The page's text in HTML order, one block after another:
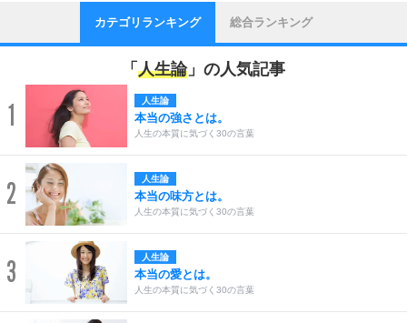
カテゴリランキング 総合ランキング
「 人生論」の人気記事
1 人生論
本当の強さとは。
人生の本質に気づく30の言葉
2 人生論
本当の味方とは。
人生の本質に気づく30の言葉
3 人生論
本当の愛とは。
人生の本質に気づく30の言葉